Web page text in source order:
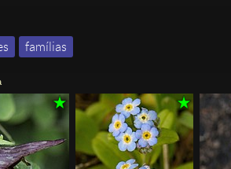
famílias